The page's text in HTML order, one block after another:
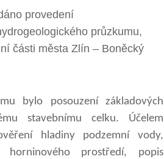
provedení
průzkumu,
části města Zlín – Boněcký
bylo posouzení základových
stavebnímu celku. Účelem
hladiny podzemní vody,
horninového prostředí, popis